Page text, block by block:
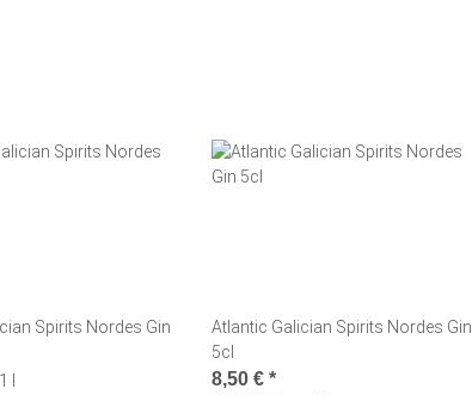
Spirits Nordes Gin
l
Atlantic Galician Spirits Nordes Gin
5cl
8,50 € *